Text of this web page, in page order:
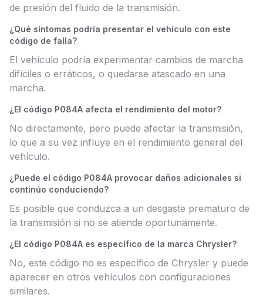
de presión del fluido de la transmisión.
¿Qué síntomas podría presentar el vehículo con este
código de falla?
El vehículo podría experimentar cambios de marcha
difíciles o erráticos, o quedarse atascado en una
marcha.
¿El código P084A afecta el rendimiento del motor?
No directamente, pero puede afectar la transmisión,
lo que a su vez influye en el rendimiento general del
vehículo.
¿Puede el código P084A provocar daños adicionales si
continúo conduciendo?
Es posible que conduzca a un desgaste prematuro de
la transmisión si no se atiende oportunamente.
¿El código P084A es específico de la marca Chrysler?
No, este código no es específico de Chrysler y puede
aparecer en otros vehículos con configuraciones
similares.